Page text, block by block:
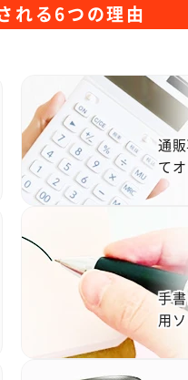
れる6つの理由
通
て
手
用